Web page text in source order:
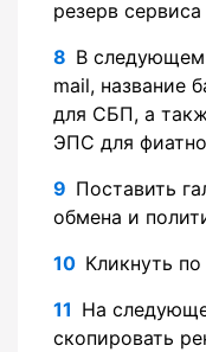
резерв
В следующем
mail, название
для СБП, а
ЭПС для
Поставить
обмена и
Кликнуть
На
скопировать